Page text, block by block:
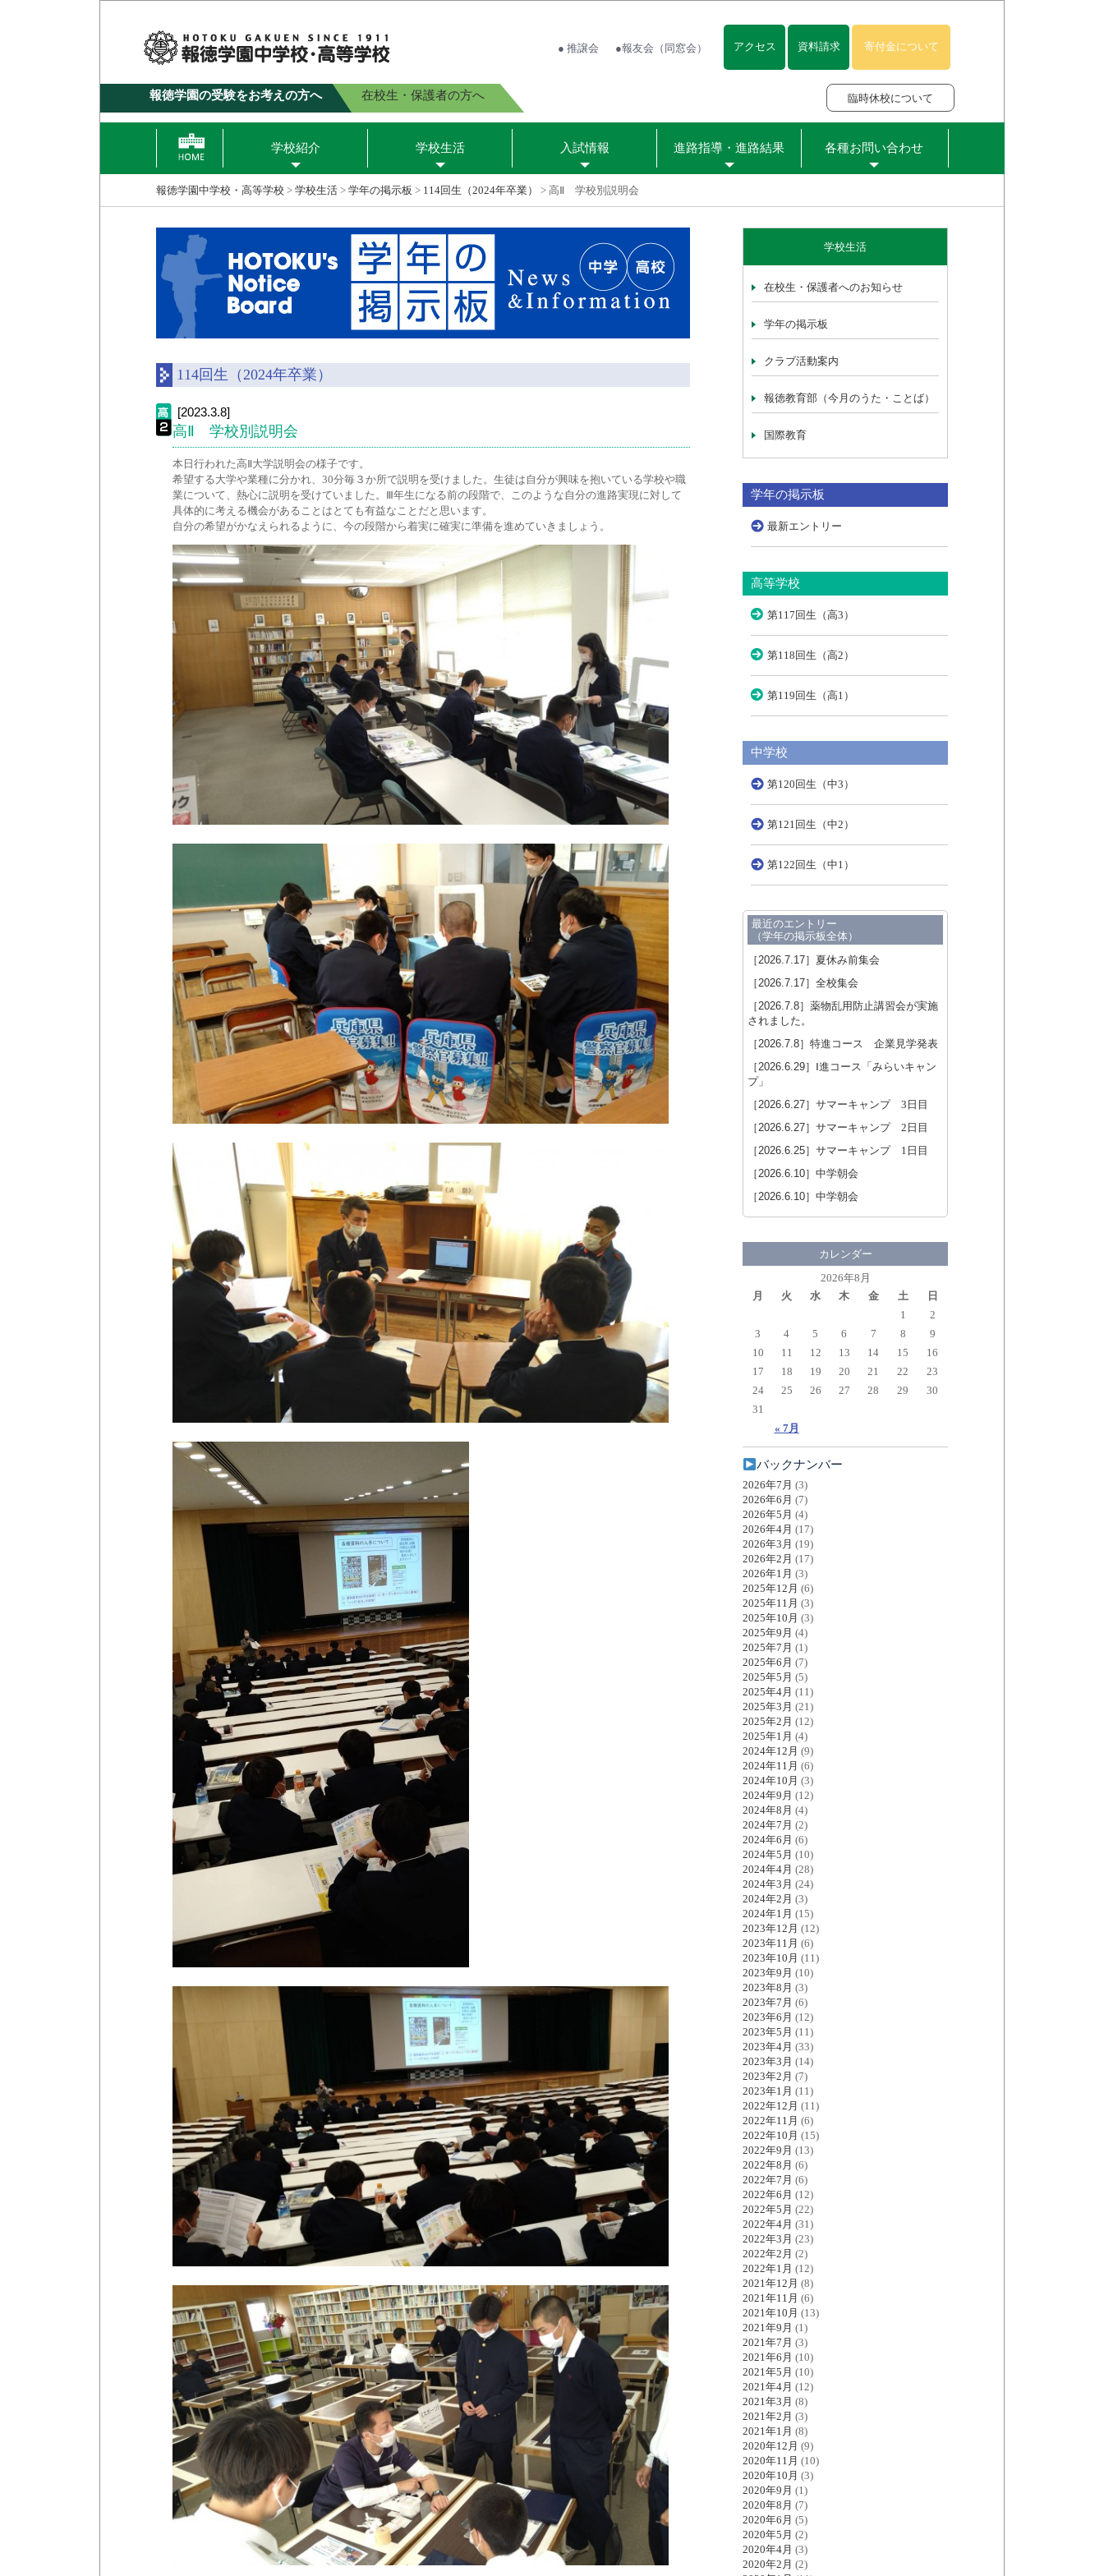
● 推譲会 ●報友会（同窓会） アクセス 資料請求 寄付金について
報徳学園の受験をお考えの方へ 在校生・保護者の方へ 臨時休校について
学校紹介 学校生活 入試情報 進路指導・進路結果 各種お問い合わせ
報徳学園中学校・高等学校 > 学校生活 > 学年の掲示板 > 114回生（2024年卒業） > 高Ⅱ 学校別説明会
114回生（2024年卒業）
[2023.3.8]
高Ⅱ 学校別説明会
本日行われた高Ⅱ大学説明会の様子です。
希望する大学や業種に分かれ、30分毎３か所で説明を受けました。生徒は自分が興味を抱いている学校や職
業について、熱心に説明を受けていました。Ⅲ年生になる前の段階で、このような自分の進路実現に対して
具体的に考える機会があることはとても有益なことだと思います。
自分の希望がかなえられるように、今の段階から着実に確実に準備を進めていきましょう。
学校生活
在校生・保護者へのお知らせ
学年の掲示板
クラブ活動案内
報徳教育部（今月のうた・ことば）
国際教育
学年の掲示板
最新エントリー
高等学校
第117回生（高3）
第118回生（高2）
第119回生（高1）
中学校
第120回生（中3）
第121回生（中2）
第122回生（中1）
最近のエントリー
（学年の掲示板全体）
［2026.7.17］ 夏休み前集会
［2026.7.17］ 全校集会
［2026.7.8］ 薬物乱用防止講習会が実施
されました。
［2026.7.8］ 特進コース 企業見学発表
［2026.6.29］ Ⅰ進コース「みらいキャン
プ」
［2026.6.27］ サマーキャンプ 3日目
［2026.6.27］ サマーキャンプ 2日目
［2026.6.25］ サマーキャンプ 1日目
［2026.6.10］ 中学朝会
［2026.6.10］ 中学朝会
カレンダー
2026年8月
月
火 水 木 金 土 日
« 7月
1
2
3
4 5 6 7 8
9
10
11 12 13 14 15
16
17
18 19 20 21 22
23
24
25 26 27 28 29
30
31
バックナンバー
2026年7月 (3)
2026年6月 (7)
2026年5月 (4)
2026年4月 (17)
2026年3月 (19)
2026年2月 (17)
2026年1月 (3)
2025年12月 (6)
2025年11月 (3)
2025年10月 (3)
2025年9月 (4)
2025年7月 (1)
2025年6月 (7)
2025年5月 (5)
2025年4月 (11)
2025年3月 (21)
2025年2月 (12)
2025年1月 (4)
2024年12月 (9)
2024年11月 (6)
2024年10月 (3)
2024年9月 (12)
2024年8月 (4)
2024年7月 (2)
2024年6月 (6)
2024年5月 (10)
2024年4月 (28)
2024年3月 (24)
2024年2月 (3)
2024年1月 (15)
2023年12月 (12)
2023年11月 (6)
2023年10月 (11)
2023年9月 (10)
2023年8月 (3)
2023年7月 (6)
2023年6月 (12)
2023年5月 (11)
2023年4月 (33)
2023年3月 (14)
2023年2月 (7)
2023年1月 (11)
2022年12月 (11)
2022年11月 (6)
2022年10月 (15)
2022年9月 (13)
2022年8月 (6)
2022年7月 (6)
2022年6月 (12)
2022年5月 (22)
2022年4月 (31)
2022年3月 (23)
2022年2月 (2)
2022年1月 (12)
2021年12月 (8)
2021年11月 (6)
2021年10月 (13)
2021年9月 (1)
2021年7月 (3)
2021年6月 (10)
2021年5月 (10)
2021年4月 (12)
2021年3月 (8)
2021年2月 (3)
2021年1月 (8)
2020年12月 (9)
2020年11月 (10)
2020年10月 (3)
2020年9月 (1)
2020年8月 (7)
2020年6月 (5)
2020年5月 (2)
2020年4月 (3)
2020年2月 (2)